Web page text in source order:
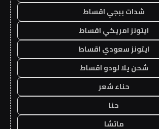
شدات ببجي اقساط
ايتونز امريكي اقساط
ايتونز سعودي اقساط
شحن يلا لودو اقساط
حناء شعر
حنا
ماتشا